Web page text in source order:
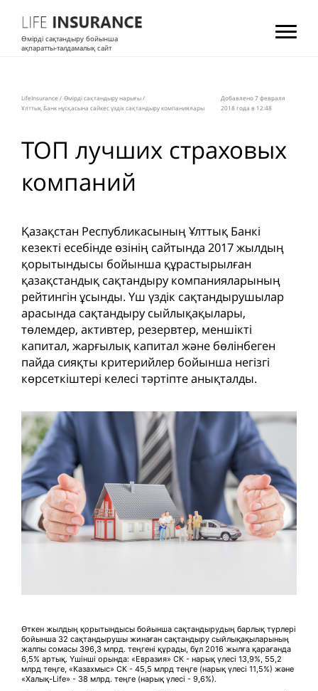
Өмірді сақтандыру бойынша
ақпаратты-талдамалық сайт
LifeInsurance / Өмірді сақтандыру нарығы/
Ұлттық Банк нұсқасына сәйкес үздік сақтандыру компаниялары
Добавлено 7 февраля
2018 года в 12:48
ТОП лучших страховых
компаний
Қазақстан Республикасының Ұлттық Банкі
кезекті есебінде өзінің сайтында 2017 жылдың
қорытындысы бойынша құрастырылған
қазақстандық сақтандыру компанияларының
рейтингін ұсынды. Үш үздік сақтандырушылар
арасында сақтандыру сыйлықақылары,
төлемдер, активтер, резервтер, меншікті
капитал, жарғылық капитал және бөлінбеген
пайда сияқты критерийлер бойынша негізгі
көрсеткіштері келесі тәртіпте анықталды.
Өткен жылдың қорытындысы бойынша сақтандырудың барлық түрлері
бойынша 32 сақтандырушы жинаған сақтандыру сыйлықақыларының
жалпы сомасы 396,3 млрд. теңгені құрады, бұл 2016 жылға қарағанда
6,5% артық. Үшінші орында: «Евразия» СК - нарық үлесі 13,9%, 55,2
млрд теңге, «Казахмыс» СК - 45,5 млрд теңге (нарық үлесі 11,5%) және
«Халық-Life» - 38 млрд. теңге (нарық үлесі - 9,6%).